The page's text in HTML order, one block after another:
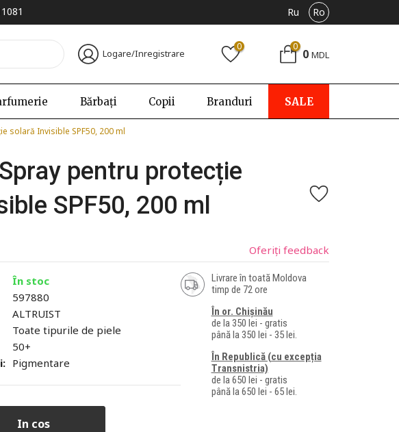
Ru Ro
Logare/Inregistrare
0 0 0 MDL
Bărbați Copii Branduri SALE
solară Invisible SPF50, 200 ml
pentru protecție
SPF50, 200 ml
Oferiți feedback
În stoc
597880
ALTRUIST
Toate tipurile de piele
50+
Pigmentare
In cos
Livrare în toată Moldova
timp de 72 ore
În or. Chișinău
de la 350 lei - gratis
până la 350 lei - 35 lei.
În Republică (cu excepția
Transnistria)
de la 650 lei - gratis
până la 650 lei - 65 lei.